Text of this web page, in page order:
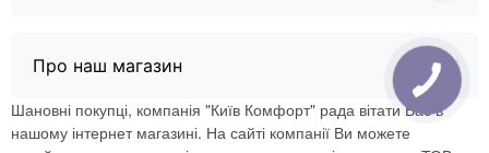
Про наш магазин
Шановні покупці, компанія "Київ Комфорт" рада вітати Вас в
нашому інтернет магазині. На сайті компанії Ви можете